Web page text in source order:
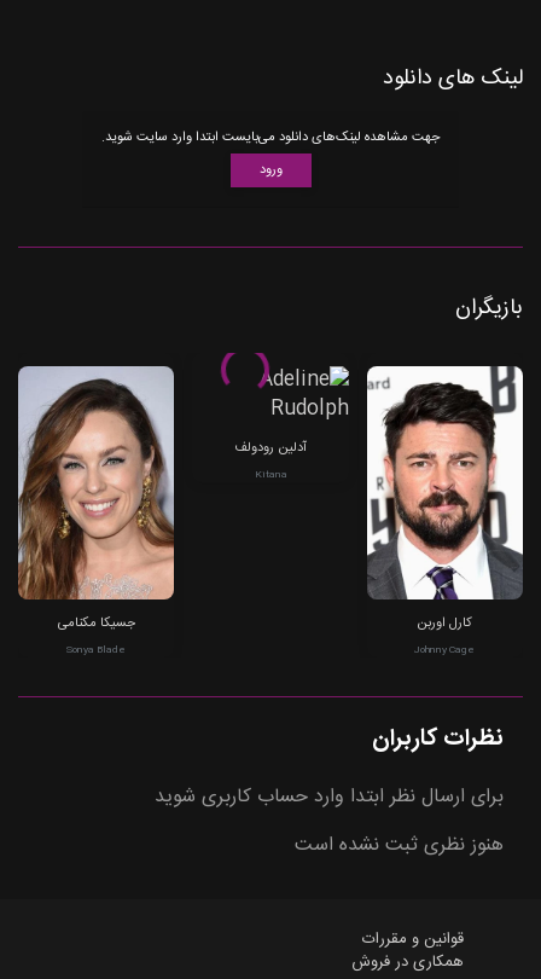
لینک های دانلود
جهت مشاهده لینک‌های دانلود می‌بایست ابتدا وارد سایت شوید.
ورود
بازیگران
کارل اوربن
Johnny Cage
آدلین رودولف
Kitana
جسیکا مکنامی
Sonya Blade
نظرات کاربران
برای ارسال نظر ابتدا وارد حساب کاربری شوید
هنوز نظری ثبت نشده است
قوانین و مقررات
همکاری در فروش